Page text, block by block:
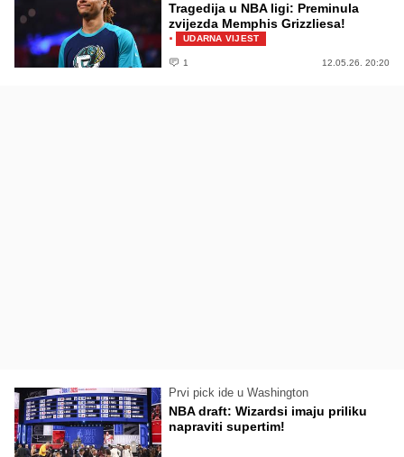
Tragedija u NBA ligi: Preminula
zvijezda Memphis Grizzliesa!
· UDARNA VIJEST
1 12.05.26. 20:20
Prvi pick ide u Washington
NBA draft: Wizardsi imaju priliku
napraviti supertim!